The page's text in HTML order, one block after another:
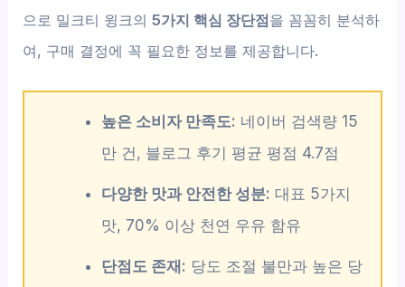
으로 밀크티 윙크의5가지 핵심 장단점을 꼼꼼히 분석하
여, 구매 결정에 꼭 필요한 정보를 제공합니다.
높은 소비자 만족도: 네이버 검색량 15
만 건, 블로그 후기 평균 평점 4.7점
다양한 맛과 안전한 성분: 대표 5가지
맛, 70% 이상 천연 우유 함유
단점도 존재: 당도 조절 불만과 높은 당